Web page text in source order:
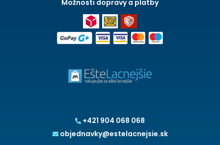
+421 904 068 068
objednavky@estelacnejsie.sk
Možnosti dopravy a platby